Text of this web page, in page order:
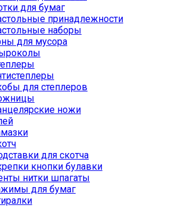
для бумаг
принадлежности
наборы
для мусора
для степлеров
ножи
для скотча
кнопки булавки
нитки шпагаты
для бумаг